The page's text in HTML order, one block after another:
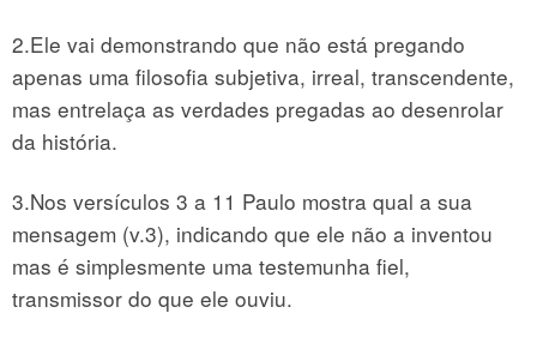
2.Ele vai demonstrando que não está pregando
apenas uma filosofia subjetiva, irreal, transcendente,
mas entrelaça as verdades pregadas ao desenrolar
da história.
3.Nos versículos 3 a 11 Paulo mostra qual a sua
mensagem (v.3), indicando que ele não a inventou
mas é simplesmente uma testemunha fiel,
transmissor do que ele ouviu.